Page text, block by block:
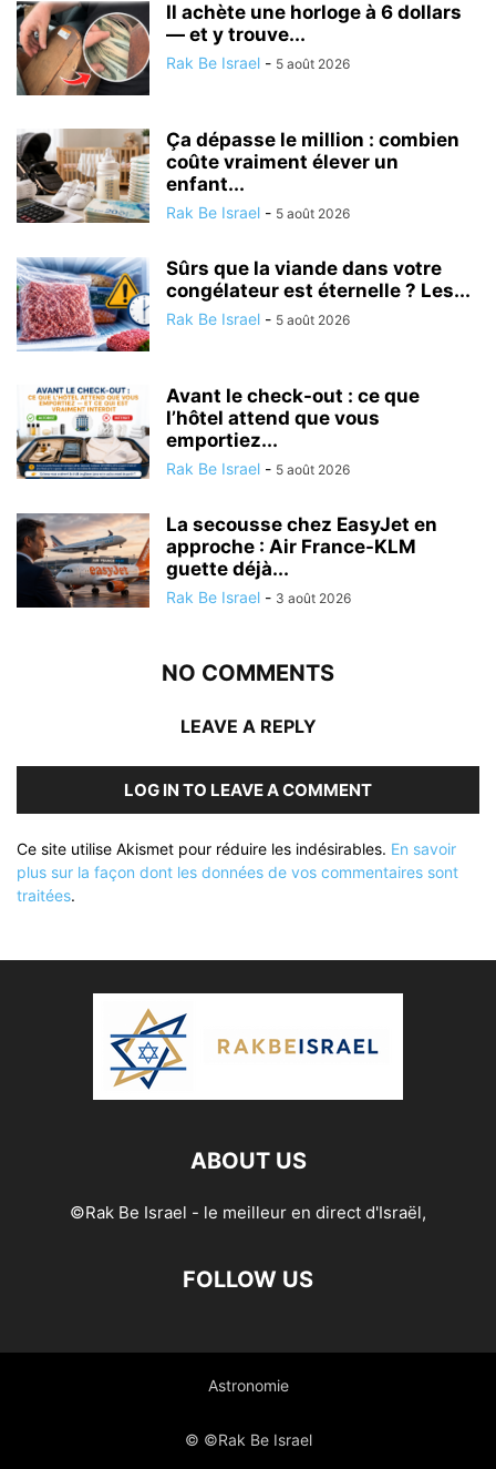
Il achète une horloge à 6 dollars
— et y trouve...
Rak Be Israel - 5 août 2026
Ça dépasse le million : combien
coûte vraiment élever un
enfant...
Rak Be Israel - 5 août 2026
Sûrs que la viande dans votre
congélateur est éternelle ? Les...
Rak Be Israel - 5 août 2026
Avant le check-out : ce que
l’hôtel attend que vous
emportiez...
Rak Be Israel - 5 août 2026
La secousse chez EasyJet en
approche : Air France-KLM
guette déjà...
Rak Be Israel - 3 août 2026
NO COMMENTS
LEAVE A REPLY
LOG IN TO LEAVE A COMMENT
Ce site utilise Akismet pour réduire les indésirables. En savoir
plus sur la façon dont les données de vos commentaires sont
traitées.
ABOUT US
©Rak Be Israel - le meilleur en direct d'Israël,
FOLLOW US
Astronomie
© ©Rak Be Israel